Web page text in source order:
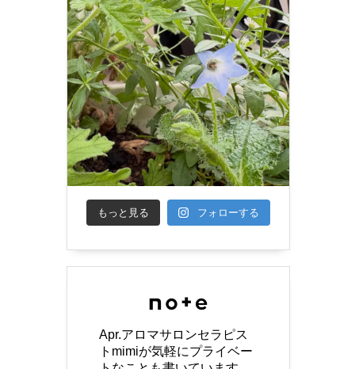
もっと見る フォローする
Apr.アロマサロンセラピス
トmimiが気軽にプライベー